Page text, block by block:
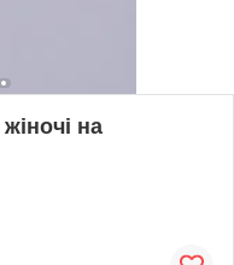
на